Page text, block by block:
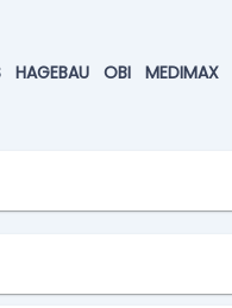
HAGEBAU OBI MEDIMAX